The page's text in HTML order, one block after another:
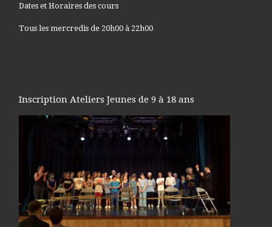
Dates et Horaires des cours
Tous les mercredis de 20h00 à 22h00
Inscription Ateliers Jeunes de 9 à 18 ans